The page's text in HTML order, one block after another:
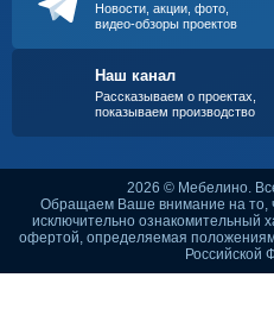
Новости, акции, фото,
видео-обзоры проектов
Наш канал
Рассказываем о проектах,
показываем производство
2026 © Мебелино.
Обращаем Ваше внимание на то,
исключительно ознакомительный
офертой, определяемая
Российской